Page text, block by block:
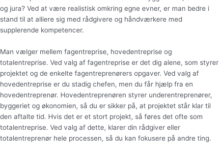
og jura? Ved at være realistisk omkring egne evner, er man bedre i
stand til at alliere sig med rådgivere og håndværkere med
supplerende kompetencer.
Man vælger mellem fagentreprise, hovedentreprise og
totalentreprise. Ved valg af fagentreprise er det dig alene, som styrer
projektet og de enkelte fagentreprenørers opgaver. Ved valg af
hovedentreprise er du stadig chefen, men du får hjælp fra en
hovedentreprenør. Hovedentreprenøren styrer underentreprenører,
byggeriet og økonomien, så du er sikker på, at projektet står klar til
den aftalte tid. Hvis det er et stort projekt, så føres det ofte som
totalentreprise. Ved valg af dette, klarer din rådgiver eller
totalentreprenør hele processen, så du kan fokusere på andre ting.